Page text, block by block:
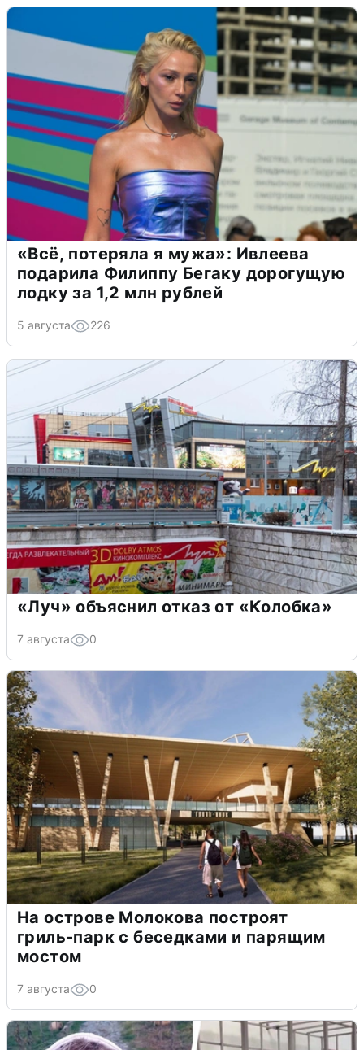
«Всё, потеряла я мужа»: Ивлеева
подарила Филиппу Бегаку дорогущую
лодку за 1,2 млн рублей
5 августа 226
«Луч» объяснил отказ от «Колобка»
7 августа 0
На острове Молокова построят
гриль-парк с беседками и парящим
мостом
7 августа 0